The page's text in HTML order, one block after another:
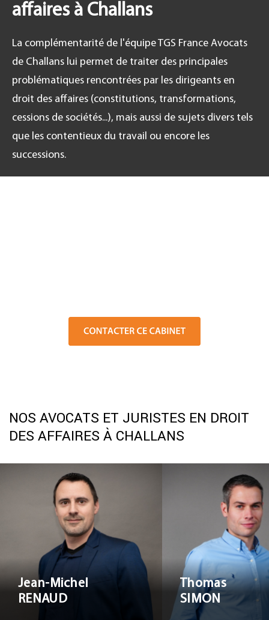
affaires à Challans
La complémentarité de l'équipe TGS France Avocats
de Challans lui permet de traiter des principales
problématiques rencontrées par les dirigeants en
droit des affaires (constitutions, transformations,
cessions de sociétés...), mais aussi de sujets divers tels
que les contentieux du travail ou encore les
successions.
NOS AVOCATS ET JURISTES EN DROIT
DES AFFAIRES À CHALLANS
Jean-Michel
RENAUD
Jean-Michel
RENAUD
Thomas
SIMON
Thomas